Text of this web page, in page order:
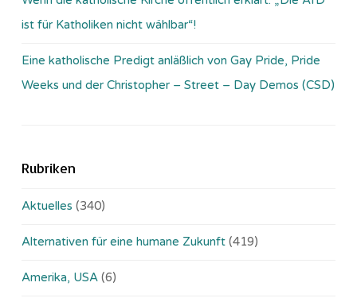
ist für Katholiken nicht wählbar“!
Eine katholische Predigt anläßlich von Gay Pride, Pride
Weeks und der Christopher – Street – Day Demos (CSD)
Rubriken
Aktuelles (340)
Alternativen für eine humane Zukunft (419)
Amerika, USA (6)